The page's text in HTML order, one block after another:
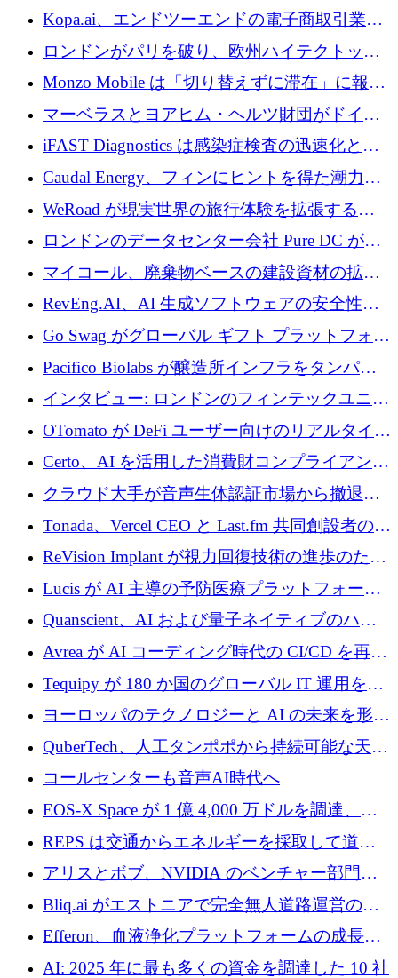
トラクチャ システムの拡張に 5,000 万ドルを
確保
Kopa.ai、エンドツーエンドの電子商取引業務
用の AI エージェントを構築するために 200
万ユーロを調達
ロンドンがパリを破り、欧州ハイテクトップ
の座を奪還
Monzo Mobile は「切り替えずに滞在」に報酬
を与える
マーベラスとヨアヒム・ヘルツ財団がドイツ
の商業化ギャップを埋めるために2,000万ユー
ロのディープテック基金を立ち上げる
iFAST Diagnostics は感染症検査の迅速化と抗
菌薬耐性への取り組みに 500 万ポンドを寄付
Caudal Energy、フィンにヒントを得た潮力発
電技術の規模拡大に向けて 430 万ポンドを調
WeRoad が現実世界の旅行体験を拡張するた
めに 5,800 万ドルを獲得
ロンドンのデータセンター会社 Pure DC が欧
州と中東の拡張に 27 億ドルを確保
マイコール、廃棄物ベースの建設資材の拡大
に400万ポンドを投資
RevEng.AI、AI 生成ソフトウェアの安全性を
確保するために 1,500 万ドルを調達
Go Swag がグローバル ギフト プラットフォー
ムを拡大するために 500 万ドルを調達
Pacifico Biolabs が醸造所インフラをタンパク
質生産に転換するために 700 万ユーロを調達
インタビュー: ロンドンのフィンテックユニコ
ーン Tide の CEO、オリバー・プリル氏
OTomato が DeFi ユーザー向けのリアルタイム
インテリジェンス レイヤーを構築するために
Improbable から 200 万ドルを調達
Certo、AI を活用した消費財コンプライアンス
プラットフォームのために 400 万ドルを調達
クラウド大手が音声生体認証市場から撤退す
るなか、Voxmindが54万6,000ポンドのプレシ
ード資金を調達
Tonada、Vercel CEO と Last.fm 共同創設者の支
援を受けてステルス撤退
ReVision Implant が視力回復技術の進歩のため
に 400 万ユーロを確保
Lucis が AI 主導の予防医療プラットフォーム
を拡大するためにシリーズ A で 2,000 万ドル
を調達
Quanscient、AI および量子ネイティブのハー
ドウェア エンジニアリングを推進するために
1,000 万ユーロを調達
Avrea が AI コーディング時代の CI/CD を再発
明するために 470 万ドルをかけてステルスか
ら浮上
Tequipy が 180 か国のグローバル IT 運用を自
動化するために 300 万ユーロ以上を調達
ヨーロッパのテクノロジーと AI の未来を形作
る: イノベーション リーダーが Nexus
Luxembourg 2026 に集まる理由
QuberTech、人工タンポポから持続可能な天然
ゴムを開発するために 340 万ポンドを調達
コールセンターも音声AI時代へ
EOS-X Space が 1 億 4,000 万ドルを調達、
Mistral が Emmi AI を買収、Bliq がエストニア
での完全無人道路運営を承認
REPS は交通からエネルギーを採取して道路
を発電所に変えるために 2,360 万ドルを調達
アリスとボブ、NVIDIA のベンチャー部門か
らの投資でシリーズ B を拡大
Bliq.ai がエストニアで完全無人道路運営の承
認を獲得
Efferon、血液浄化プラットフォームの成長に
250万ユーロを確保
AI: 2025 年に最も多くの資金を調達した 10 社